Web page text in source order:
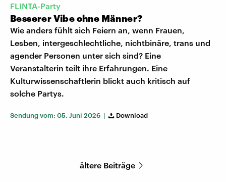
FLINTA-Party
Besserer Vibe ohne Männer?
Wie anders fühlt sich Feiern an, wenn Frauen,
Lesben, intergeschlechtliche, nichtbinäre, trans und
agender Personen unter sich sind? Eine
Veranstalterin teilt ihre Erfahrungen. Eine
Kulturwissenschaftlerin blickt auch kritisch auf
solche Partys.
Sendung vom: 05. Juni 2026 | Download
ältere Beiträge